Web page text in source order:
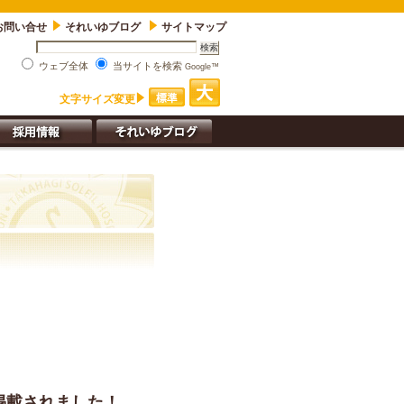
問い合せ それいゆブログ サイトマップ
ウェブ全体 当サイトを検索 Google™
文字サイズ変更